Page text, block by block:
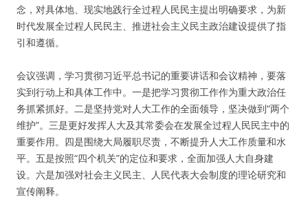
念，对具体地、现实地践行全过程人民民主提出明确要求，为新
时代发展全过程人民民主、推进社会主义民主政治建设提供了指
引和遵循。
会议强调，学习贯彻习近平总书记的重要讲话和会议精神，要落
实到行动上和具体工作中。一是把学习贯彻工作作为重大政治任
务抓紧抓好。二是坚持党对人大工作的全面领导，坚决做到“两个
维护”。三是更好发挥人大及其常委会在发展全过程人民民主中的
重要作用。四是围绕大局履职尽责，不断提升人大工作质量和水
平。五是按照“四个机关”的定位和要求，全面加强人大自身建
设。六是加强对社会主义民主、人民代表大会制度的理论研究和
宣传阐释。